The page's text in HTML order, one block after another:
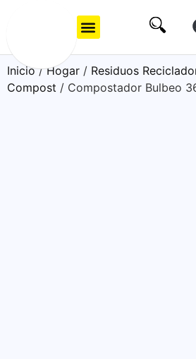
Inicio/Hogar / Residuos
Compost / Compostador Bulbeo